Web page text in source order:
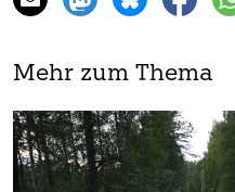
Mehr zum Thema